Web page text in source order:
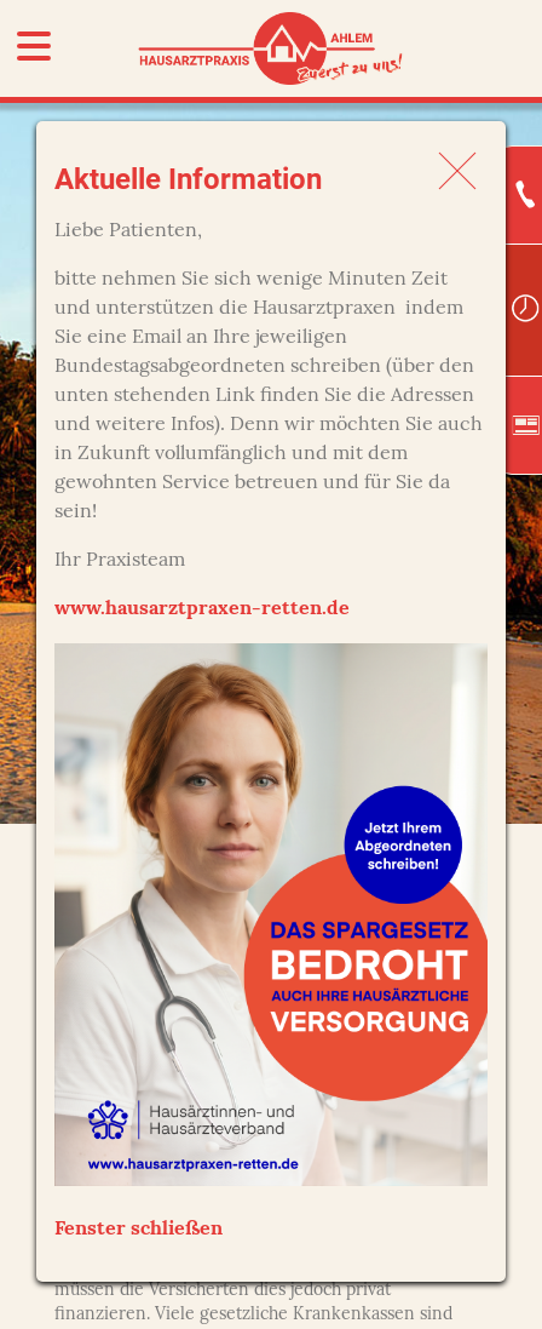
Aktuelle Information
Liebe Patienten,
bitte nehmen Sie sich wenige Minuten Zeit
und unterstützen die Hausarztpraxen indem
Sie eine Email an Ihre jeweiligen
Bundestagsabgeordneten schreiben (über den
unten stehenden Link finden Sie die Adressen
und weitere Infos). Denn wir möchten Sie auch
in Zukunft vollumfänglich und mit dem
gewohnten Service betreuen und für Sie da
sein!
Ihr Praxisteam
www.hausarztpraxen-retten.de
Fenster schließen
Reisemedizin
Reisemedizinische Beratung
Wir empfehlen unseren Patienten zur eigenen
Sicherheit bei weiter entfernten Reisezielen eine
reisemedizinische Beratung in unserer Praxis. Neben
den aktuellen Impfempfehlungen der Ständigen
Impfkommission (STIKO) erhalten sie bei Wunsch
auch weitere Informationen und gesundheitliche
Tipps über das aktuelle Reiseland.
Um alle Impfungen rechtzeitig durchführen zu
können, sollten Sie sich möglichst früh bei uns für
einen Reiseberatungstermin melden.
Beratungen und Leistungen im Bereich der
müssen die Versicherten dies jedoch privat
finanzieren. Viele gesetzliche Krankenkassen sind